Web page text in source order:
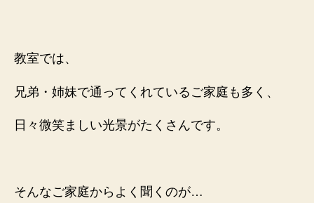
教室では、
兄弟・姉妹で通ってくれているご家庭も多く、
日々微笑ましい光景がたくさんです。
そんなご家庭からよく聞くのが…